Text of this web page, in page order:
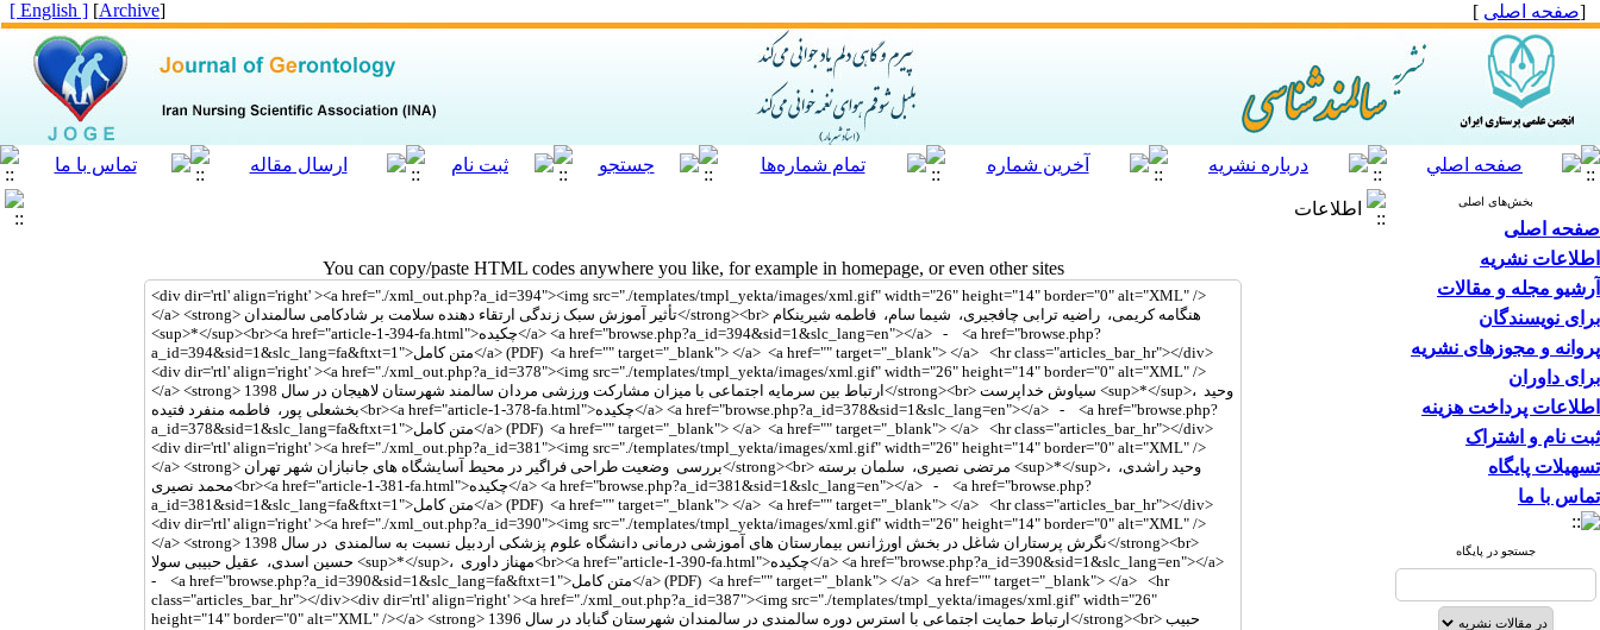
[صفحه اصلی ]
[
Archive
]
[ English ]
بخش‌های اصلی
صفحه اصلی
اطلاعات نشریه
آرشیو مجله و مقالات
برای نویسندگان
پروانه و مجوزهای نشریه
برای داوران
اطلاعات پرداخت هزینه
ثبت نام و اشتراک
تسهیلات پایگاه
تماس با ما
جستجو در پایگاه
اطلاعات
You can copy/paste HTML codes anywhere you like, for example in homepage, or even other sites